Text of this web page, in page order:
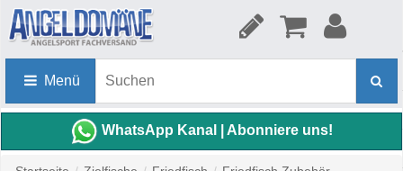
Menü
WhatsApp Kanal | Abonniere uns!